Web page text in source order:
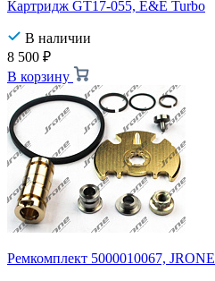
Картридж GT17-055, E&E Turbo
В наличии
8 500 ₽
В корзину
Ремкомплект 5000010067, JRONE